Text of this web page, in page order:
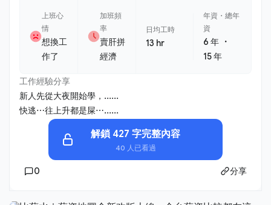
上班心
情
想換工
作了
加班頻
率
賣肝拼
經濟
日均工時
13 hr
年資・總年
資
6 年 ・
15 年
工作經驗分享
新人先從大夜開始學，......
快逃⋯往上升都是屎⋯......
解鎖 427 字完整內容
40 人已看過
0 分享